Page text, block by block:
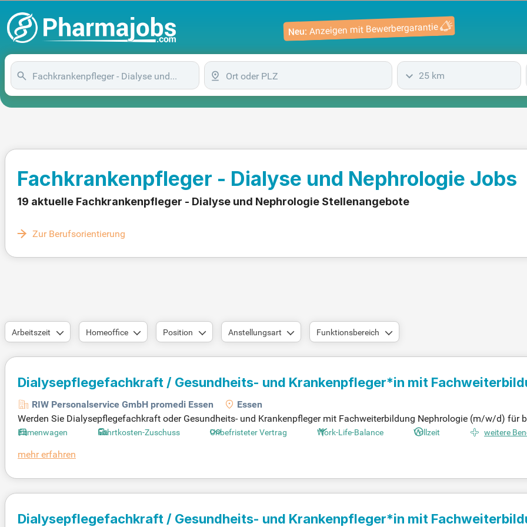
Neu: Anzeigen mit Bewerbergarantie
25 km
Fachkrankenpfleger - Dialyse und Nephrologie Jobs
19 aktuelle Fachkrankenpfleger - Dialyse und Nephrologie Stellenangebote
Zur Berufsorientierung
Arbeitszeit Homeoffice Position Anstellungsart Funktionsbereich
Dialysepflegefachkraft / Gesundheits- und Krankenpfleger*in mit
(m/w/d)
für bundesweiten Einsatz
RIW Personalservice GmbH promedi Essen
Essen
Werden Sie Dialysepflegefachkraft oder Gesundheits- und Krankenpfleger mit Fachweiterbildung Nephrologie (m/w/d) für
r bieten Ihnen einen Stundenlohn ab 27,00 € in einem renommierten, familiengeführten Unternehmen. Profitieren Sie von
en steigern Ihre Zufriedenheit. Sie genießen umfassende Betreuung durch kompetente Ansprechpersonen und erhalten
Firmenwagen Fahrtkosten-Zuschuss Unbefristeter Vertrag Work-Life-Balance Vollzeit weitere
mehr erfahren
Dialysepflegefachkraft / Gesundheits- und Krankenpfleger*in mit